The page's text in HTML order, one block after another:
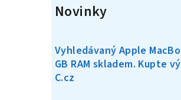
p
n
e
Novinky
Vyhledávaný Apple
GB RAM skladem. Kupte
C.cz